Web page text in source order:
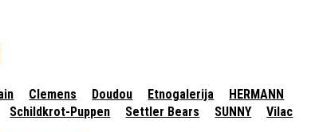
Clemens Doudou Etnogalerija
HERMANN
Schildkrot-Puppen Settler Bears SUNNY Vilac